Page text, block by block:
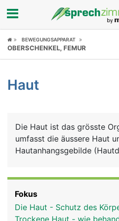
Fokus
Symptome
News
Rubriken
BEWEGUNGSAPPARAT
OBERSCHENKEL, FEMUR
Haut
Die Haut ist das grösste
umfasst die äussere Haut
Hautanhangsgebilde
Oberhaut (Epidermis),
Unterhaut (Subkutis). Zu
Fokus
Die Haut - Schutz des
Trockene Haut - wie